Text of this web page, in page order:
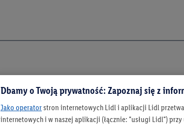
Dbamy o Twoją prywatność: Zapoznaj się z
Jako operatorstron internetowych Lidl i aplikacji Lidl
internetowych i w naszej aplikacji (łącznie: "usługi Lidl")